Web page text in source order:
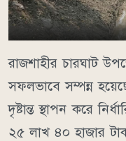
রাজশাহীর চারঘাট
সফলভাবে সম্পন্ন
দৃষ্টান্ত স্থাপন করে
২৫ লাখ ৪০ হাজার